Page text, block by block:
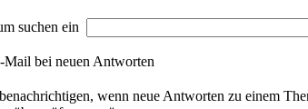
suchen ein
bei neuen Antworten
wenn neue Antworten zu einem